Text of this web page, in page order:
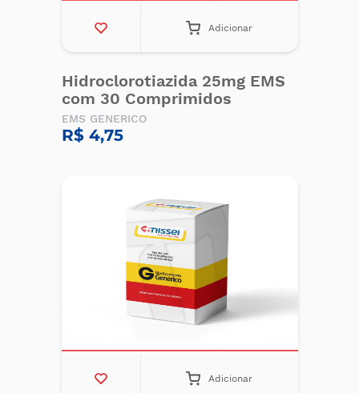
Adicionar
Hidroclorotiazida 25mg EMS
com 30 Comprimidos
EMS GENERICO
R$ 4,75
Adicionar